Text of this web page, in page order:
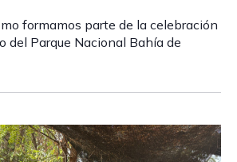
formamos parte de la celebración
del Parque Nacional Bahía de